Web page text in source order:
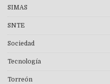
SIMAS
SNTE
Sociedad
Tecnología
Torreón